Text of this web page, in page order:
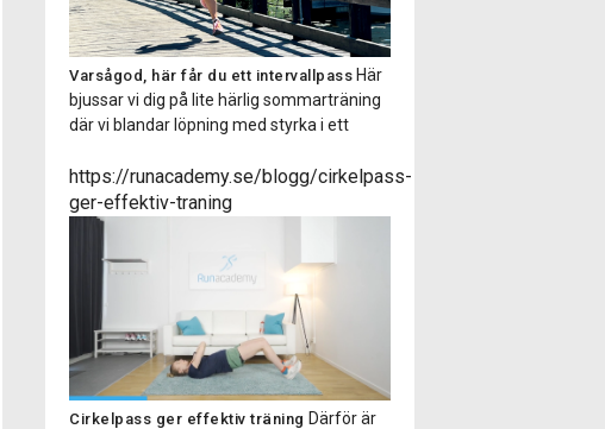
Varsågod, här får du ett intervallpass Här
bjussar vi dig på lite härlig sommarträning
där vi blandar löpning med styrka i ett
i ett par hörlurar så får du alla instruktioner
via en smidig ljudfil. Hoppas du tar tillfället i
akt och testar på ett intervallpass med oss.
https://runacademy.se/blogg/cirkelpass-
ger-effektiv-traning
Cirkelpass ger effektiv träning Därför är